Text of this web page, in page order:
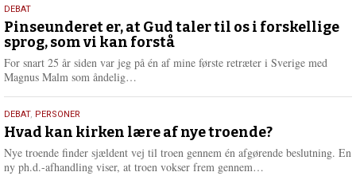
5.
august
2026
DEBAT
Pinseunderet er, at Gud taler til os i forskellige
sprog, som vi kan forstå
For snart 25 år siden var jeg på én af mine første retræter i Sverige med
Magnus Malm som åndelig…
e
r
e
25.
juli
2026
DEBAT, PERSONER
Hvad kan kirken lære af nye troende?
Nye troende finder sjældent vej til troen gennem én afgørende beslutning. En
ny ph.d.-afhandling viser, at troen vokser frem gennem…